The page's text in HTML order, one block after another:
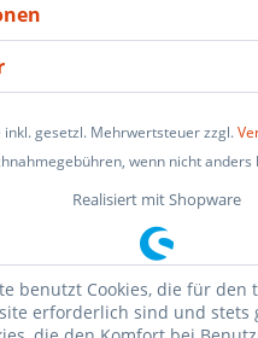
gesetzl. Mehrwertsteuer zzgl.
wenn nicht anders
Realisiert mit Shopware
benutzt Cookies, die für den
erforderlich sind und stets